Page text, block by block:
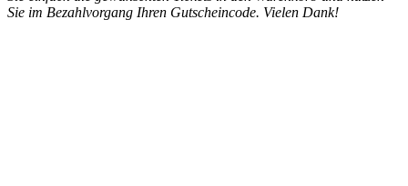
Sie im Bezahlvorgang Ihren Gutscheincode. Vielen Dank!